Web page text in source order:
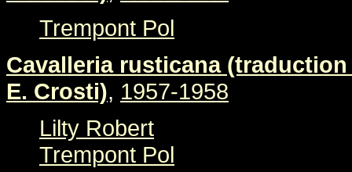
Trempont Pol
Cavalleria rusticana
E. Crosti), 1957-1958
Lilty Robert
Trempont Pol